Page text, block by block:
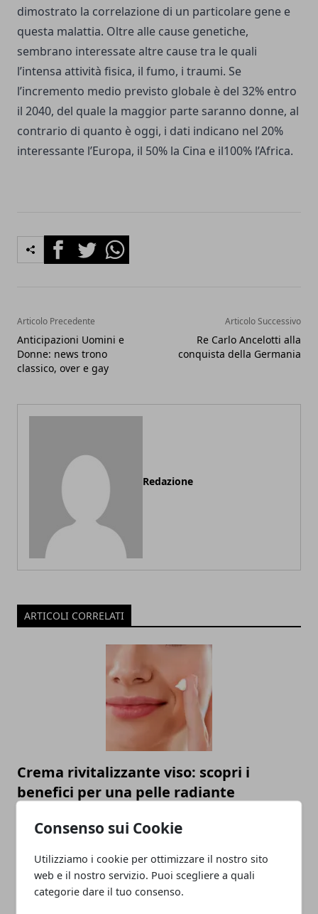
Consenso sui Cookie
Utilizziamo i cookie per ottimizzare il nostro sito
web e il nostro servizio. Puoi scegliere a quali
categorie dare il tuo consenso.
dimostrato la correlazione di un particolare gene e
questa malattia. Oltre alle cause genetiche,
sembrano interessate altre cause tra le quali
l’intensa attività fisica, il fumo, i traumi. Se
l’incremento medio previsto globale è del 32% entro
il 2040, del quale la maggior parte saranno donne, al
contrario di quanto è oggi, i dati indicano nel 20%
interessante l’Europa, il 50% la Cina e il100% l’Africa.
FacebookTwitterWhatsapp
Articolo Precedente
Anticipazioni Uomini e
Donne: news trono
classico, over e gay
Articolo Successivo
Re Carlo Ancelotti alla
conquista della Germania
Redazione
ARTICOLI CORRELATI
Crema rivitalizzante viso: scopri i
benefici per una pelle radiante